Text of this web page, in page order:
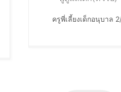
ครูพี่เลี้ยงเด็กอนุบาล